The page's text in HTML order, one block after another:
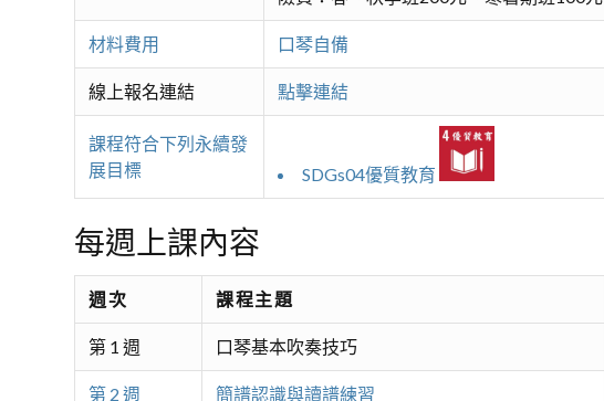
材料費用 口琴自備
線上報名連結 點擊連結
課程符合下列永續發
展目標
SDGs04優質教育
每週上課內容
週次 課程主題
第 1 週 口琴基本吹奏技巧
第 2 週 簡譜認識與讀譜練習